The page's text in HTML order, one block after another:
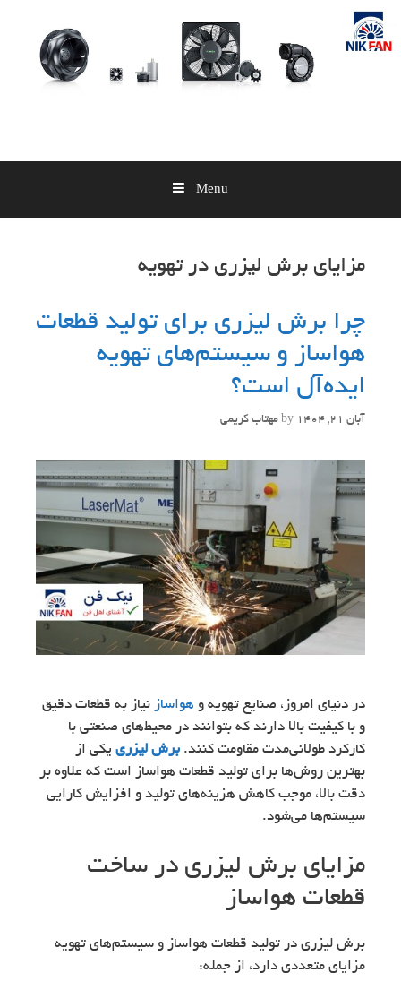
Skip
content
Menu
مزایای برش لیزری در تهویه
چرا برش لیزری برای تولید قطعات
هواساز و سیستم‌های تهویه
ایده‌آل است؟
آبان 21, 1404 by مهتاب کریمی
در دنیای امروز، صنایع تهویه و هواساز نیاز به قطعات دقیق
و با کیفیت بالا دارند که بتوانند در محیط‌های صنعتی با
کارکرد طولانی‌مدت مقاومت کنند. برش لیزری یکی از
بهترین روش‌ها برای تولید قطعات هواساز است که علاوه بر
دقت بالا، موجب کاهش هزینه‌های تولید و افزایش کارایی
سیستم‌ها می‌شود.
مزایای برش لیزری در ساخت
قطعات هواساز
برش لیزری در تولید قطعات هواساز و سیستم‌های تهویه
مزایای متعددی دارد، از جمله: